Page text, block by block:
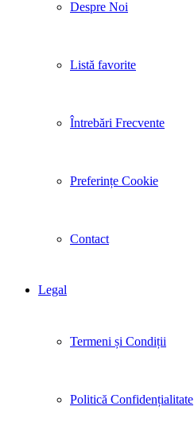
Despre Noi
Listă favorite
Întrebări Frecvente
Preferințe Cookie
Contact
Legal
Termeni și Condiții
Politică Confidențialitate